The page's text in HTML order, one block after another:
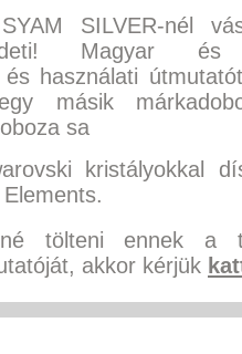
SILVER-nél
Magyar és
és használati
másik
sa
kristályokkal
tölteni ennek a
akkor kérjük